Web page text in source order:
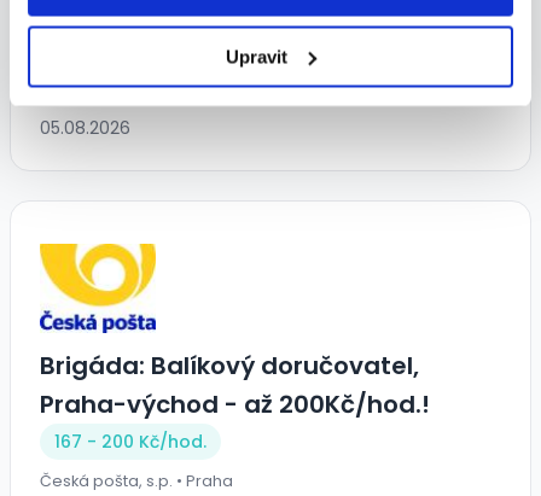
Upravit
prostory - Vhodné i pro OZP
ATALIAN CZ s.r.o. • Praha
05.08.2026
Brigáda: Balíkový doručovatel,
Praha-východ - až 200Kč/hod.!
167 - 200 Kč/hod.
Česká pošta, s.p. • Praha